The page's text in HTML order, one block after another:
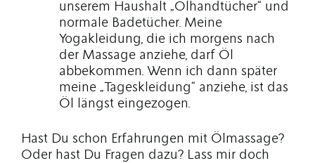
unserem Haushalt „Ölhandtücher“ und
normale Badetücher. Meine
Yogakleidung, die ich morgens nach
der Massage anziehe, darf Öl
abbekommen. Wenn ich dann später
meine „Tageskleidung“ anziehe, ist das
Öl längst eingezogen.
Hast Du schon Erfahrungen mit Ölmassage?
Oder hast Du Fragen dazu? Lass mir doch